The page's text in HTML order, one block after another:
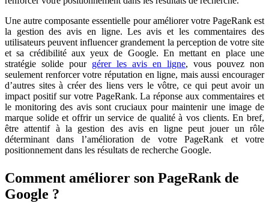
Une autre composante essentielle pour améliorer votre PageRank est
la gestion des avis en ligne. Les avis et les commentaires des
utilisateurs peuvent influencer grandement la perception de votre site
et sa crédibilité aux yeux de Google. En mettant en place une
stratégie solide pour gérer les avis en ligne, vous pouvez non
seulement renforcer votre réputation en ligne, mais aussi encourager
d’autres sites à créer des liens vers le vôtre, ce qui peut avoir un
impact positif sur votre PageRank. La réponse aux commentaires et
le monitoring des avis sont cruciaux pour maintenir une image de
marque solide et offrir un service de qualité à vos clients. En bref,
être attentif à la gestion des avis en ligne peut jouer un rôle
déterminant dans l’amélioration de votre PageRank et votre
positionnement dans les résultats de recherche Google.
Comment améliorer son PageRank de
Google ?